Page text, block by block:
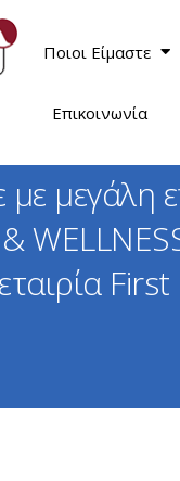
Ποιοι Είμαστε
Επικοινωνία
μεγάλη
First